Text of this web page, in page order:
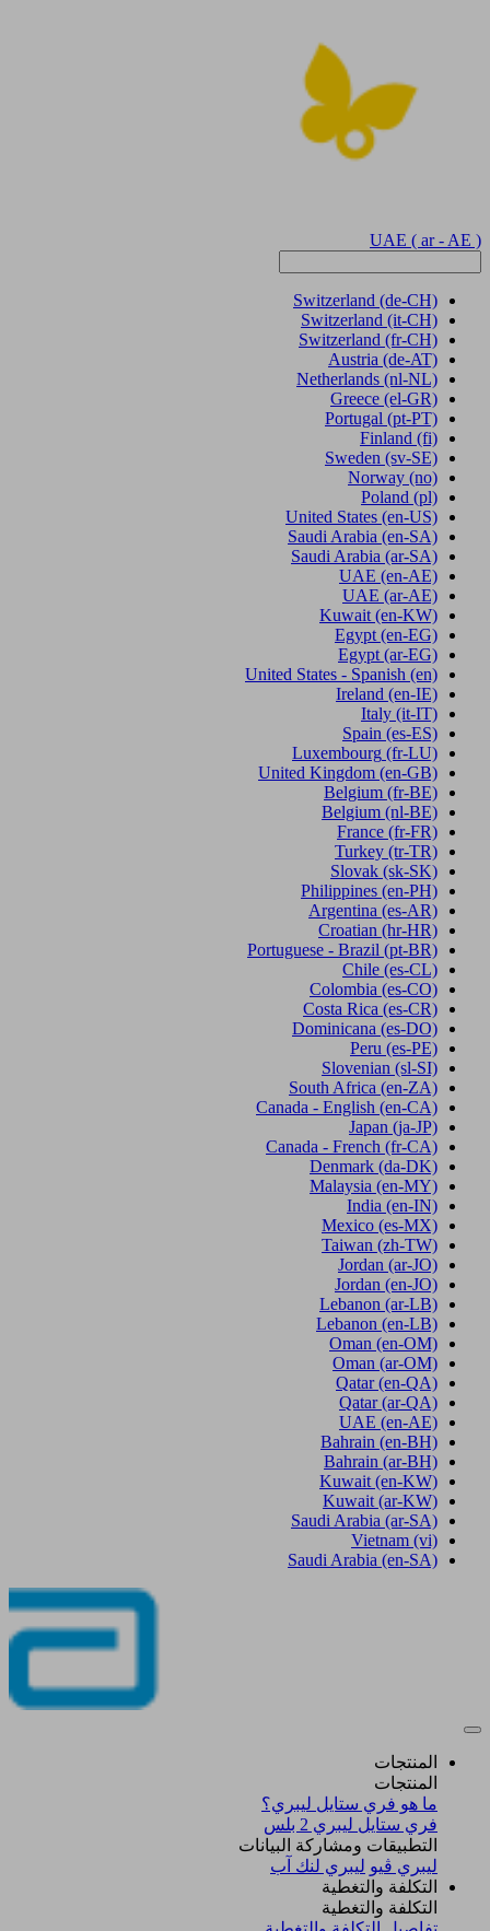
UAE ( ar - AE )
Switzerland (de-CH)
Switzerland (it-CH)
Switzerland (fr-CH)
Austria (de-AT)
Netherlands (nl-NL)
Greece (el-GR)
Portugal (pt-PT)
Finland (fi)
Sweden (sv-SE)
Norway (no)
Poland (pl)
United States (en-US)
Saudi Arabia (en-SA)
Saudi Arabia (ar-SA)
UAE (en-AE)
UAE (ar-AE)
Kuwait (en-KW)
Egypt (en-EG)
Egypt (ar-EG)
United States - Spanish (en)
Ireland (en-IE)
Italy (it-IT)
Spain (es-ES)
Luxembourg (fr-LU)
United Kingdom (en-GB)
Belgium (fr-BE)
Belgium (nl-BE)
France (fr-FR)
Turkey (tr-TR)
Slovak (sk-SK)
Philippines (en-PH)
Argentina (es-AR)
Croatian (hr-HR)
Portuguese - Brazil (pt-BR)
Chile (es-CL)
Colombia (es-CO)
Costa Rica (es-CR)
Dominicana (es-DO)
Peru (es-PE)
Slovenian (sl-SI)
South Africa (en-ZA)
Canada - English (en-CA)
Japan (ja-JP)
Canada - French (fr-CA)
Denmark (da-DK)
Malaysia (en-MY)
India (en-IN)
Mexico (es-MX)
Taiwan (zh-TW)
Jordan (ar-JO)
Jordan (en-JO)
Lebanon (ar-LB)
Lebanon (en-LB)
Oman (en-OM)
Oman (ar-OM)
Qatar (en-QA)
Qatar (ar-QA)
UAE (en-AE)
Bahrain (en-BH)
Bahrain (ar-BH)
Kuwait (en-KW)
Kuwait (ar-KW)
Saudi Arabia (ar-SA)
Vietnam (vi)
Saudi Arabia (en-SA)
المنتجات
المنتجات
ما هو فري ستايل ليبري؟
فري ستايل ليبري 2 بلس​
التطبيقات ومشاركة البيانات
ليبري ڤيو ليبري لنك آب
التكلفة والتغطية
التكلفة والتغطية